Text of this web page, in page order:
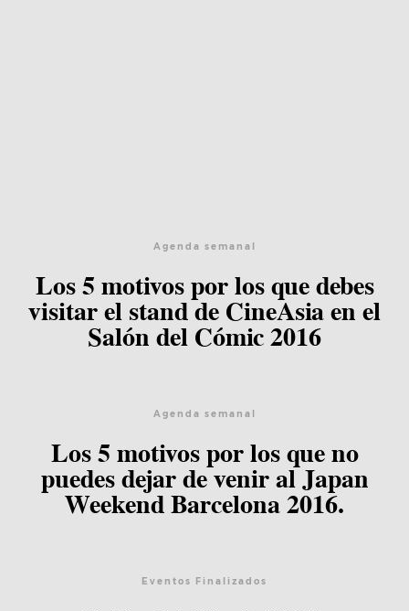
Agenda semanal
Los 5 motivos por los que debes
visitar el stand de CineAsia en el
Salón del Cómic 2016
Agenda semanal
Los 5 motivos por los que no
puedes dejar de venir al Japan
Weekend Barcelona 2016.
Eventos Finalizados